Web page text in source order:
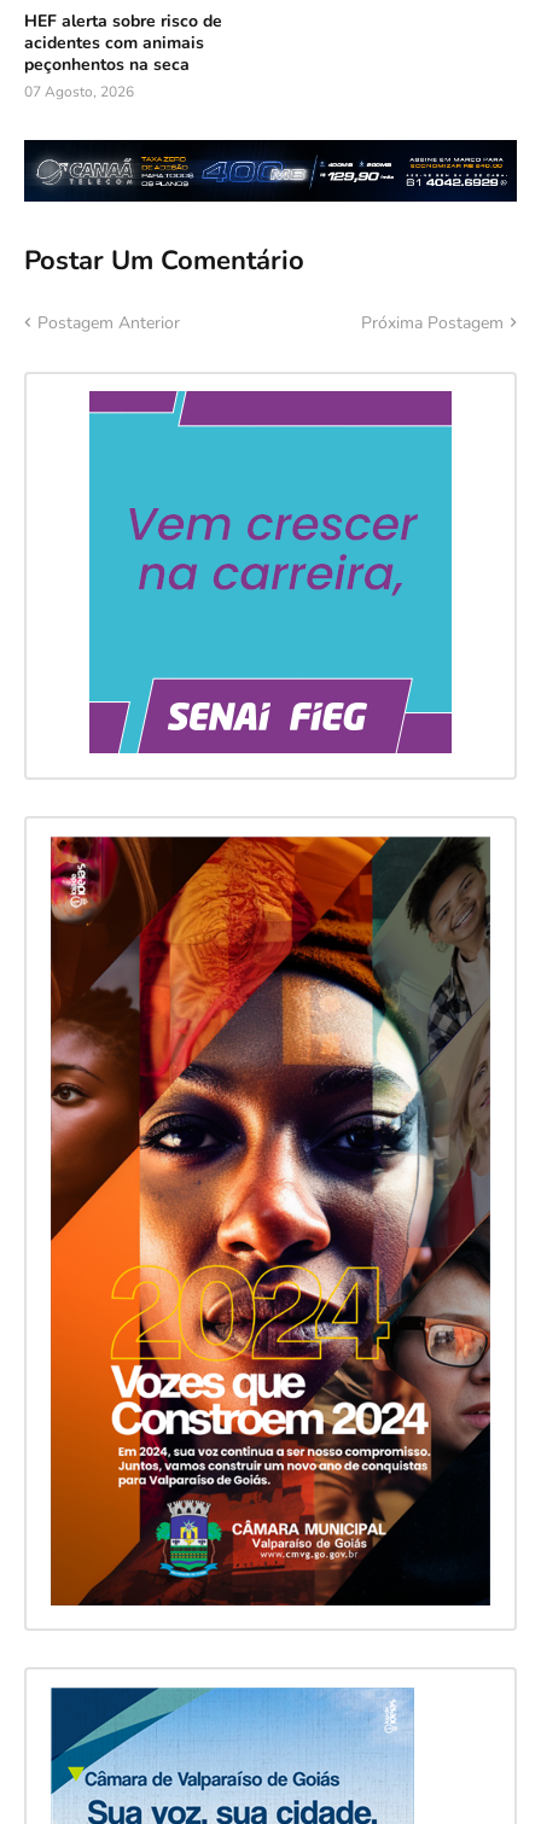
HEF alerta sobre risco de
acidentes com animais
peçonhentos na seca
07 Agosto, 2026
Postar Um Comentário
Postagem Anterior Próxima Postagem